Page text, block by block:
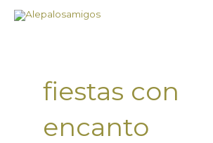
fiestas con
encanto